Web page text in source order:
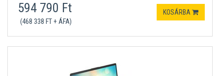
594 790 Ft
(468 338 FT + ÁFA)
KOSÁRBA